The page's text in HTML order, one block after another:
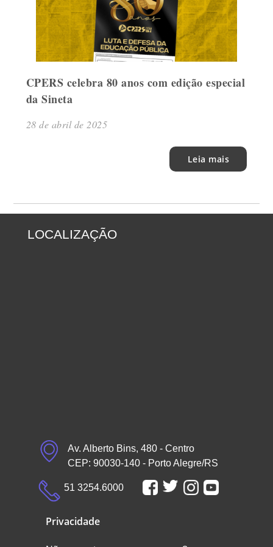
CPERS celebra 80 anos com edição especial
da Sineta
28 de abril de 2025
Leia mais
LOCALIZAÇÃO
Av. Alberto Bins, 480 - Centro
CEP: 90030-140 - Porto Alegre/RS
51 3254.6000
Privacidade